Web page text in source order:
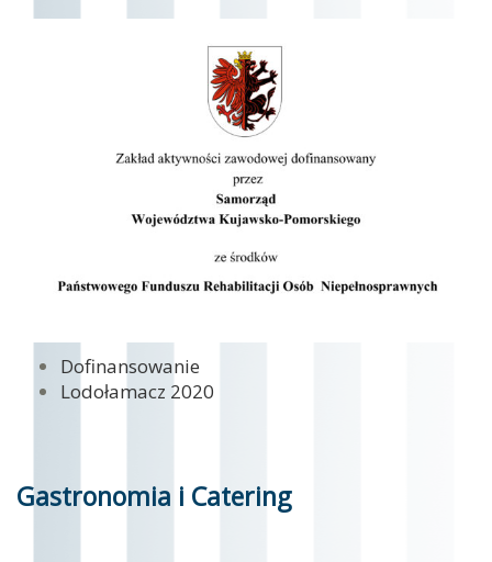
Dofinansowanie
Lodołamacz 2020
Gastronomia i Catering